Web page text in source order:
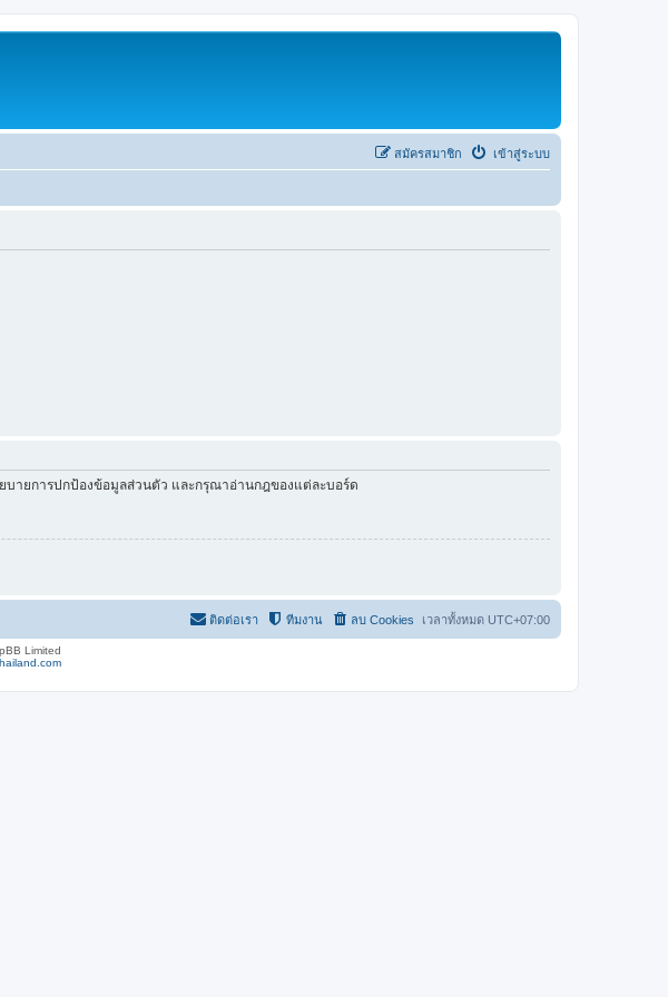
เข้าสู่ระบบ
สมัครสมาชิก
บายการปกป้องข้อมูลส่วนตัว และกรุณาอ่านกฎของแต่ละบอร์ด
เวลาทั้งหมด UTC+07:00
ลบ Cookies
ทีมงาน
ติดต่อเรา
Limited